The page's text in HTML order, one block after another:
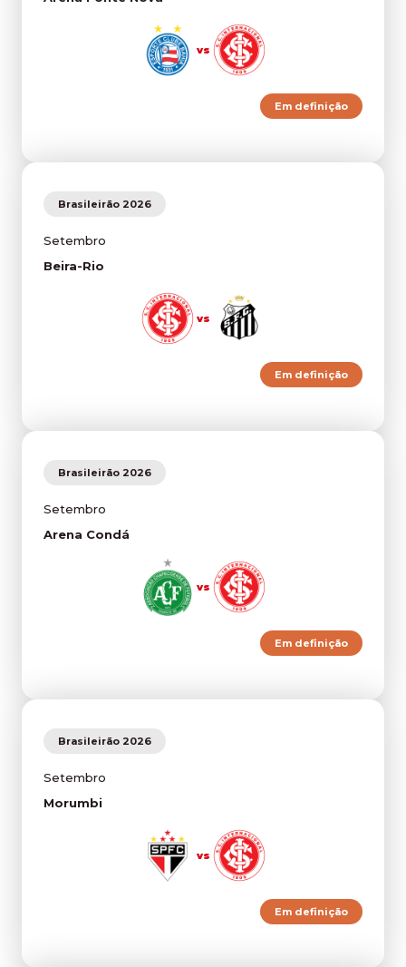
vs
Em definição
Brasileirão 2026
Setembro
Beira-Rio
vs
Em definição
Brasileirão 2026
Setembro
Arena Condá
vs
Em definição
Brasileirão 2026
Setembro
Morumbi
vs
Em definição